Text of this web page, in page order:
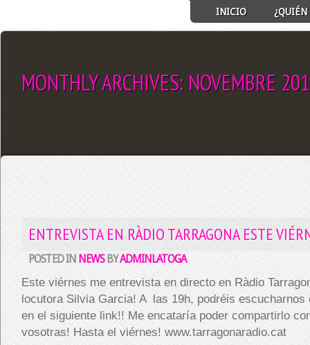
INICIO
MONTHLY ARCHIVES: NOVEMBRE
SELECT ALBUM TO PLAY
ENTREVISTA EN RÀDIO TARRAGONA ESTE
POSTED INNEWSBYADMINLATOGA
Este viérnes me entrevista en directo en Ràdio
locutora Silvia Garcia! A las 19h, podréis escucharnos
en el siguiente link!! Me encataría poder compartirlo
vosotras! Hasta el viérnes! www.tarragonaradio.cat